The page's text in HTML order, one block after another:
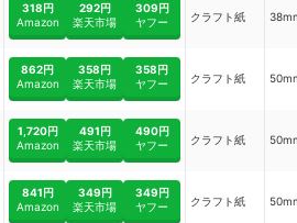
318円
Amazon
292円
楽天市場
309円
ヤフー
クラフト紙
862円
Amazon
358円
楽天市場
358円
ヤフー
クラフト紙
1,720円
Amazon
491円
楽天市場
490円
ヤフー
クラフト紙
841円
Amazon
349円
楽天市場
349円
ヤフー
クラフト紙